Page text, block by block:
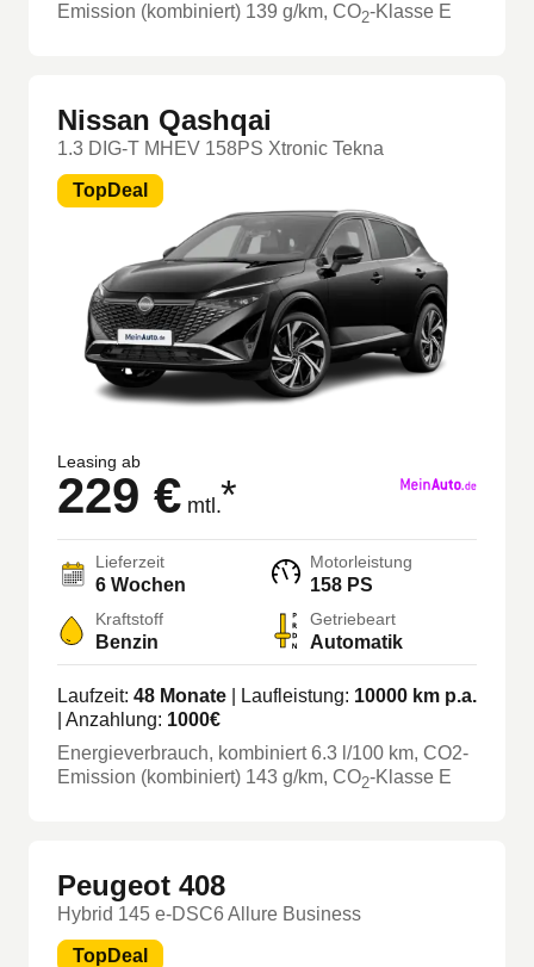
Emission (kombiniert) 139 g/km, CO2-Klasse E
Nissan Qashqai
1.3 DIG-T MHEV 158PS Xtronic Tekna
TopDeal
Leasing ab
229 € mtl.*
Lieferzeit
6 Wochen
Motorleistung
158 PS
Kraftstoff
Benzin
Getriebeart
Automatik
Laufzeit: 48 Monate | Laufleistung: 10000 km p.a.
| Anzahlung: 1000€
Energieverbrauch, kombiniert6.3 l/100 km, CO2-
Emission (kombiniert) 143 g/km, CO2-Klasse E
Peugeot 408
Hybrid 145 e-DSC6 Allure Business
TopDeal